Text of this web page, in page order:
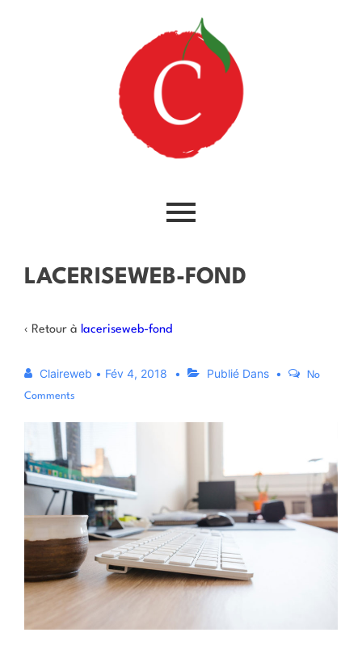
LACERISEWEB-FOND
‹ Retour à laceriseweb-fond
Claireweb • Fév 4, 2018 Publié Dans
No
Comments